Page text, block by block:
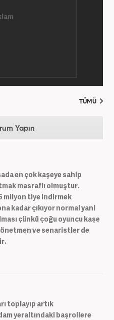
TÜMÜ
Yapın
en çok kaşeye sahip
masraflı olmuştur.
milyon tlye indirmek
kadar çıkıyor normal yani
çünkü çoğu oyuncu kaşe
ve senaristler de
toplayıp artık
yeraltındaki başrollere